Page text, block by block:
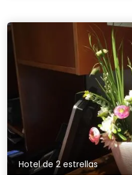
Hotel de 2 estrellas